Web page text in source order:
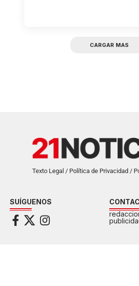
CARGAR MAS
Texto Legal / Política de Privacidad /
SUÍGUENOS